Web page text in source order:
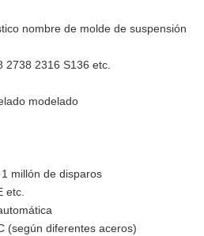
nombre de molde de suspensión
2738 2316 S136 etc.
modelado
millón de disparos
etc.
(según diferentes aceros)